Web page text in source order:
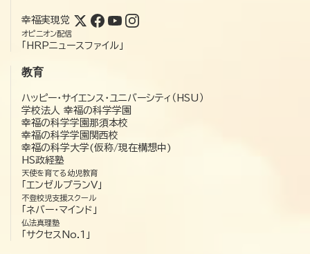
幸福実現党
オピニオン配信
「HRPニュースファイル」
教育
ハッピー・サイエンス・ユニバーシティ（HSU）
学校法人 幸福の科学学園
幸福の科学学園那須本校
幸福の科学学園関西校
幸福の科学大学(仮称/現在構想中)
HS政経塾
天使を育てる幼児教育
「エンゼルプランV」
不登校児支援スクール
「ネバー・マインド」
仏法真理塾
「サクセスNo.1」